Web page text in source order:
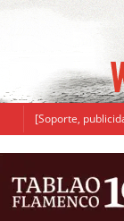
[Soporte,